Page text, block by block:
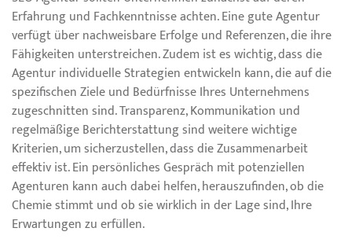
Erfahrung und Fachkenntnisse achten. Eine gute Agentur
verfügt über nachweisbare Erfolge und Referenzen, die ihre
Fähigkeiten unterstreichen. Zudem ist es wichtig, dass die
Agentur individuelle Strategien entwickeln kann, die auf die
spezifischen Ziele und Bedürfnisse Ihres Unternehmens
zugeschnitten sind. Transparenz, Kommunikation und
regelmäßige Berichterstattung sind weitere wichtige
Kriterien, um sicherzustellen, dass die Zusammenarbeit
effektiv ist. Ein persönliches Gespräch mit potenziellen
Agenturen kann auch dabei helfen, herauszufinden, ob die
Chemie stimmt und ob sie wirklich in der Lage sind, Ihre
Erwartungen zu erfüllen.